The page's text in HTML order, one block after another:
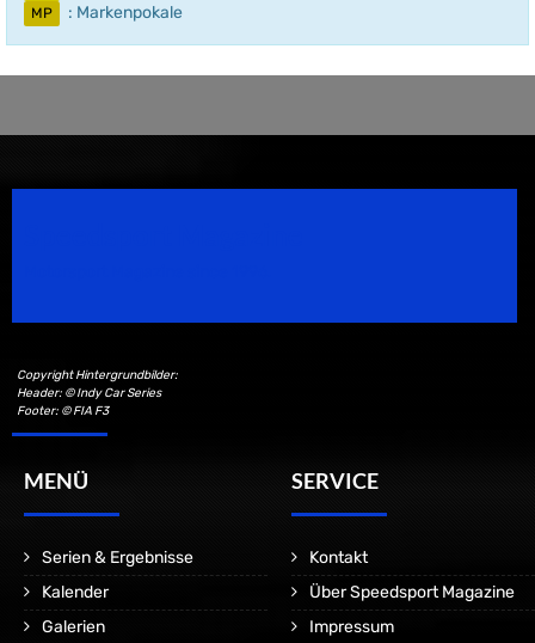
MP : Markenpokale
Copyright Hintergrundbilder:
Header: © Indy Car Series
Footer: © FIA F3
MENÜ
Serien & Ergebnisse
Kalender
Galerien
SERVICE
Kontakt
Über Speedsport Magazine
Impressum